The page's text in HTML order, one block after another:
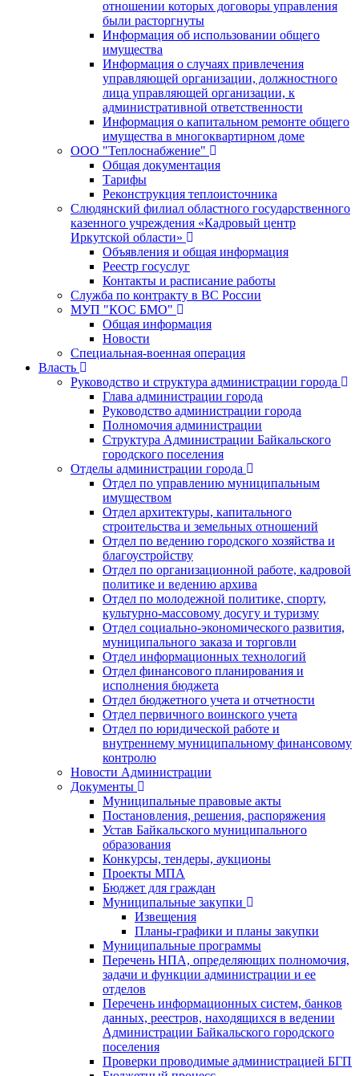
отношении которых договоры управления
были расторгнуты
Информация об использовании общего
имущества
Информация о случаях привлечения
управляющей организации, должностного
лица управляющей организации, к
административной ответственности
Информация о капитальном ремонте общего
имущества в многоквартирном доме
ООО "Теплоснабжение"
Общая документация
Тарифы
Реконструкция теплоисточника
Слюдянский филиал областного государственного
казенного учреждения «Кадровый центр
Иркутской области»
Объявления и общая информация
Реестр госуслуг
Контакты и расписание работы
Служба по контракту в ВС России
МУП "КОС БМО"
Общая информация
Новости
Специальная-военная операция
Власть
Руководство и структура администрации города
Глава администрации города
Руководство администрации города
Полномочия администрации
Структура Администрации Байкальского
городского поселения
Отделы администрации города
Отдел по управлению муниципальным
имуществом
Отдел архитектуры, капитального
строительства и земельных отношений
Отдел по ведению городского хозяйства и
благоустройству
Отдел по организационной работе, кадровой
политике и ведению архива
Отдел по молодежной политике, спорту,
культурно-массовому досугу и туризму
Отдел социально-экономического развития,
муниципального заказа и торговли
Отдел информационных технологий
Отдел финансового планирования и
исполнения бюджета
Отдел бюджетного учета и отчетности
Отдел первичного воинского учета
Отдел по юридической работе и
внутреннему муниципальному финансовому
контролю
Новости Администрации
Документы
Муниципальные правовые акты
Постановления, решения, распоряжения
Устав Байкальского муниципального
образования
Конкурсы, тендеры, аукционы
Проекты МПА
Бюджет для граждан
Муниципальные закупки
Извещения
Планы-графики и планы закупки
Муниципальные программы
Перечень НПА, определяющих полномочия,
задачи и функции администрации и ее
отделов
Перечень информационных систем, банков
данных, реестров, находящихся в ведении
Администрации Байкальского городского
поселения
Проверки проводимые администрацией БГП